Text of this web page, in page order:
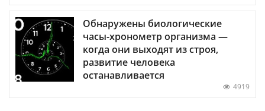
Обнаружены биологические
часы-хронометр организма —
когда они выходят из строя,
развитие человека
останавливается
4919